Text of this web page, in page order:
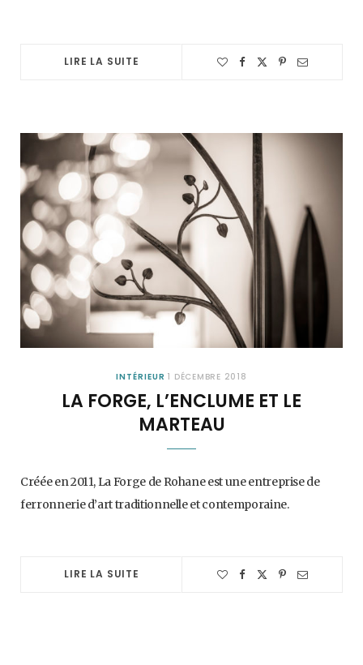
LIRE LA SUITE
INTÉRIEUR 1 DÉCEMBRE 2018
LA FORGE, L’ENCLUME ET LE
MARTEAU
Créée en 2011, La Forge de Rohane est une entreprise de
ferronnerie d’art traditionnelle et contemporaine.
LIRE LA SUITE